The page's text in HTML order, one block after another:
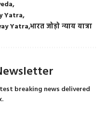
Yatra
Yatra भारत जोड़ो न्याय यात्रा
breaking news delivered